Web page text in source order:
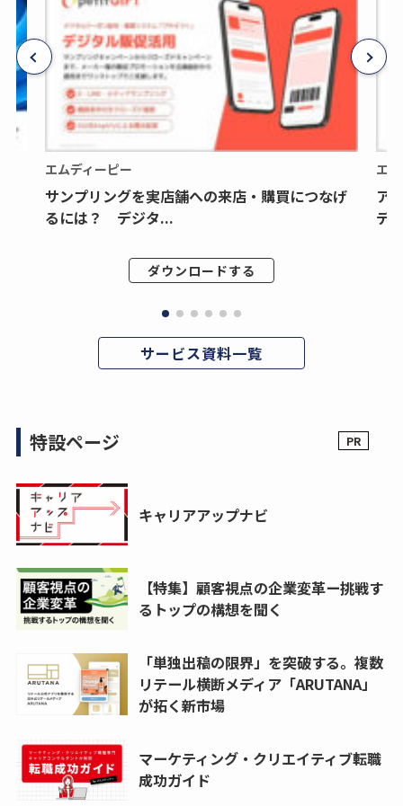
エムディーピー
サンプリングを実店舗への来店・購買につなげ
るには？ デジタ...
ダウンロードする
エ
ア
デ
サービス資料一覧
特設ページ
キャリアアップナビ
【特集】顧客視点の企業変革ー挑戦す
るトップの構想を聞く
「単独出稿の限界」を突破する。複数
リテール横断メディア「ARUTANA」
が拓く新市場
マーケティング・クリエイティブ転職
成功ガイド